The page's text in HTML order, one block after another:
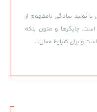
تولید سادگی نامفهوم از
چاپگرها و متون بلکه
و برای شرایط فعلی...